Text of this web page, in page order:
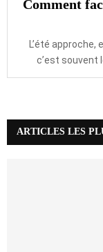
Comment
L’été
c’est souvent
ARTICLES LES